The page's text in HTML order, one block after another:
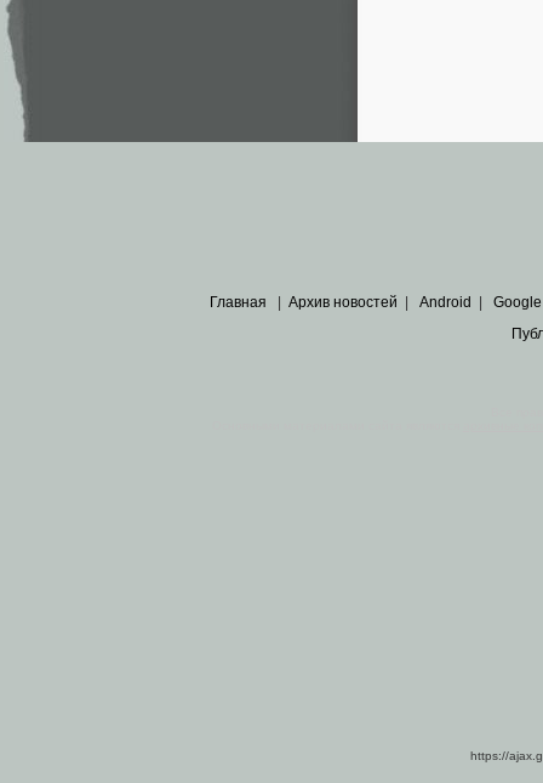
Главная Архив новостей Android Google
https://